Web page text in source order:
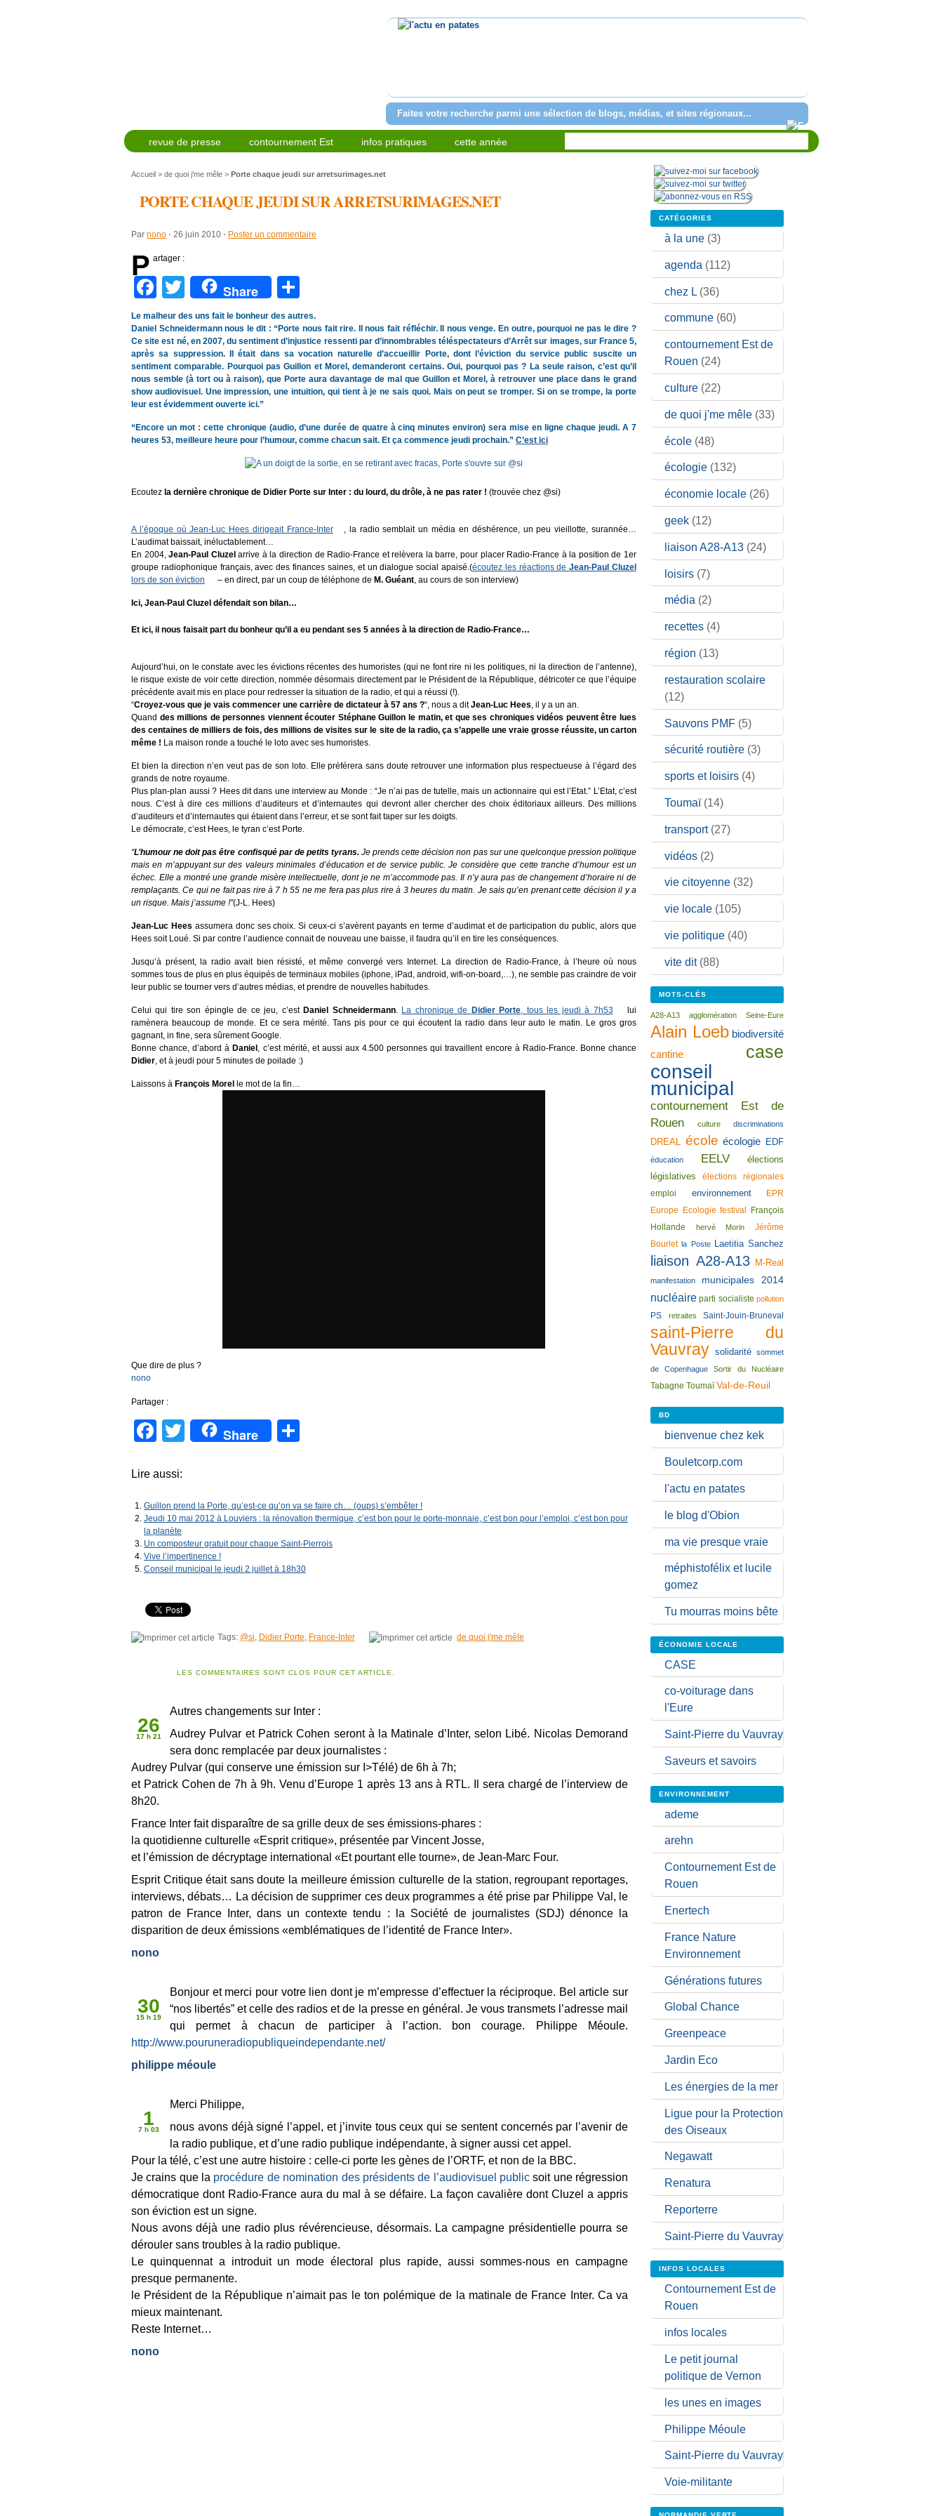
Faites votre recherche parmi une sélection de blogs, médias, et sites régionaux...
revue de presse contournement Est infos pratiques cette année
Accueil > de quoi j'me mêle > Porte chaque jeudi sur arretsurimages.net
PORTE CHAQUE JEUDI SUR ARRETSURIMAGES.NET
Par nono ⋅ 26 juin 2010 ⋅ Poster un commentaire
P artager :
Facebook
Twitter
Share
Le malheur des uns fait le bonheur des autres.
Daniel Schneidermann nous le dit : “Porte nous fait rire. Il nous fait réfléchir. Il nous venge. En outre, pourquoi ne pas le dire ?
Ce site est né, en 2007, du sentiment d’injustice ressenti par d’innombrables téléspectateurs d’Arrêt sur images, sur France 5,
après sa suppression. Il était dans sa vocation naturelle d’accueillir Porte, dont l’éviction du service public suscite un
sentiment comparable. Pourquoi pas Guillon et Morel, demanderont certains. Oui, pourquoi pas ? La seule raison, c’est qu’il
nous semble (à tort ou à raison), que Porte aura davantage de mal que Guillon et Morel, à retrouver une place dans le grand
show audiovisuel. Une impression, une intuition, qui tient à je ne sais quoi. Mais on peut se tromper. Si on se trompe, la porte
leur est évidemment ouverte ici.”
“Encore un mot : cette chronique (audio, d’une durée de quatre à cinq minutes environ) sera mise en ligne chaque jeudi. A 7
heures 53, meilleure heure pour l’humour, comme chacun sait. Et ça commence jeudi prochain.” C’est ici
Ecoutez la dernière chronique de Didier Porte sur Inter : du lourd, du drôle, à ne pas rater ! (trouvée chez @si)
A l’époque où Jean-Luc Hees dirigeait France-Inter
, la radio semblait un média en déshérence, un peu vieillotte, surannée…
L’audimat baissait, inéluctablement…
En 2004,Jean-Paul Cluzel arrive à la direction de Radio-France et relèvera la barre, pour placer Radio-France à la position de 1er
groupe radiophonique français, avec des finances saines, et un dialogue social apaisé.(écoutez les réactions deJean-Paul Cluzel
lors de son éviction
– en direct, par un coup de téléphone de M. Guéant, au cours de son interview)
Ici, Jean-Paul Cluzel défendait son bilan…
Et ici, il nous faisait part du bonheur qu’il a eu pendant ses 5 années à la direction de Radio-France…
Aujourd’hui, on le constate avec les évictions récentes des humoristes (qui ne font rire ni les politiques, ni la direction de l’antenne),
le risque existe de voir cette direction, nommée désormais directement par le Président de la République, détricoter ce que l’équipe
précédente avait mis en place pour redresser la situation de la radio, et qui a réussi (!).
“Croyez-vous que je vais commencer une carrière de dictateur à 57 ans ?“, nous a ditJean-Luc Hees, il y a un an.
Quand des millions de personnes viennent écouter Stéphane Guillon le matin, et que ses chroniques vidéos peuvent être lues
des centaines de milliers de fois, des millions de visites sur le site de la radio, ça s’appelle une vraie grosse réussite, un carton
même ! La maison ronde a touché le loto avec ses humoristes.
Et bien la direction n’en veut pas de son loto. Elle préférera sans doute retrouver une information plus respectueuse à l’égard des
grands de notre royaume.
Plus plan-plan aussi ? Hees dit dans une interview au Monde : “Je n’ai pas de tutelle, mais un actionnaire qui est l’Etat.” L’Etat, c’est
nous. C’est à dire ces millions d’auditeurs et d’internautes qui devront aller chercher des choix éditoriaux ailleurs. Des millions
d’auditeurs et d’internautes qui étaient dans l’erreur, et se sont fait taper sur les doigts.
Le démocrate, c’est Hees, le tyran c’est Porte.
“L’humour ne doit pas être confisqué par de petits tyrans.Je prends cette décision non pas sur une quelconque pression politique
mais en m’appuyant sur des valeurs minimales d’éducation et de service public. Je considère que cette tranche d’humour est un
échec. Elle a montré une grande misère intellectuelle, dont je ne m’accommode pas. Il n’y aura pas de changement d’horaire ni de
remplaçants. Ce qui ne fait pas rire à 7 h 55 ne me fera pas plus rire à 3 heures du matin. Je sais qu’en prenant cette décision il y a
un risque. Mais j’assume !”(J-L. Hees)
Jean-Luc Hees assumera donc ses choix. Si ceux-ci s’avèrent payants en terme d’audimat et de participation du public, alors que
Hees soit Loué. Si par contre l’audience connait de nouveau une baisse, il faudra qu’il en tire les conséquences.
Jusqu’à présent, la radio avait bien résisté, et même convergé vers Internet. La direction de Radio-France, à l’heure où nous
sommes tous de plus en plus équipés de terminaux mobiles (iphone, iPad, android, wifi-on-board,…), ne semble pas craindre de voir
leur public se tourner vers d’autres médias, et prendre de nouvelles habitudes.
Celui qui tire son épingle de ce jeu, c’est Daniel Schneidermann. La chronique de Didier Porte, tous les jeudi à 7h53
lui
ramènera beaucoup de monde. Et ce sera mérité. Tans pis pour ce qui écoutent la radio dans leur auto le matin. Le gros gros
gagnant, in fine, sera sûrement Google.
Bonne chance, d’abord à Daniel , c’est mérité, et aussi aux 4.500 personnes qui travaillent encore à Radio-France. Bonne chance
Didier, et à jeudi pour 5 minutes de poilade :)
Laissons à François Morel le mot de la fin…
Que dire de plus ?
nono
Partager :
Facebook
Twitter
Share
Lire aussi:
Guillon prend la Porte, qu’est-ce qu’on va se faire ch… (oups) s’embêter !
Jeudi 10 mai 2012 à Louviers : la rénovation thermique, c’est bon pour le porte-monnaie, c’est bon pour l’emploi, c’est bon pour
la planète
Un composteur gratuit pour chaque Saint-Pierrois
Vive l’impertinence !
Conseil municipal le jeudi 2 juillet à 18h30
Tags: @si, Didier Porte, France-Inter de quoi j'me mêle
LES COMMENTAIRES SONT CLOS POUR CET ARTICLE.
26
17 h 21
Autres changements sur Inter :
Audrey Pulvar et Patrick Cohen seront à la Matinale d’Inter, selon Libé. Nicolas Demorand
sera donc remplacée par deux journalistes :
Audrey Pulvar (qui conserve une émission sur I>Télé) de 6h à 7h;
et Patrick Cohen de 7h à 9h. Venu d’Europe 1 après 13 ans à RTL. Il sera chargé de l’interview de
8h20.
France Inter fait disparaître de sa grille deux de ses émissions-phares :
la quotidienne culturelle «Esprit critique», présentée par Vincent Josse,
et l’émission de décryptage international «Et pourtant elle tourne», de Jean-Marc Four.
Esprit Critique était sans doute la meilleure émission culturelle de la station, regroupant reportages,
interviews, débats… La décision de supprimer ces deux programmes a été prise par Philippe Val, le
patron de France Inter, dans un contexte tendu : la Société de journalistes (SDJ) dénonce la
disparition de deux émissions «emblématiques de l’identité de France Inter».
nono
30
15 h 19
Bonjour et merci pour votre lien dont je m’empresse d’effectuer la réciproque. Bel article sur
“nos libertés” et celle des radios et de la presse en général. Je vous transmets l’adresse mail
qui permet à chacun de participer à l’action. bon courage. Philippe Méoule.
http://www.pouruneradiopubliqueindependante.net/
philippe méoule
1
7 h 03
Merci Philippe,
nous avons déjà signé l’appel, et j’invite tous ceux qui se sentent concernés par l’avenir de
la radio publique, et d’une radio publique indépendante, à signer aussi cet appel.
Pour la télé, c’est une autre histoire : celle-ci porte les gènes de l’ORTF, et non de la BBC.
Je crains que la procédure de nomination des présidents de l’audiovisuel publicsoit une régression
démocratique dont Radio-France aura du mal à se défaire. La façon cavalière dont Cluzel a appris
son éviction est un signe.
Nous avons déjà une radio plus révérencieuse, désormais. La campagne présidentielle pourra se
dérouler sans troubles à la radio publique.
Le quinquennat a introduit un mode électoral plus rapide, aussi sommes-nous en campagne
presque permanente.
le Président de la République n’aimait pas le ton polémique de la matinale de France Inter. Ca va
mieux maintenant.
Reste Internet…
nono
CATÉGORIES
à la une (3)
agenda (112)
chez L (36)
commune (60)
contournement Est de
Rouen (24)
culture (22)
de quoi j'me mêle (33)
école (48)
écologie (132)
économie locale (26)
geek (12)
liaison A28-A13 (24)
loisirs (7)
média (2)
recettes (4)
région (13)
restauration scolaire
(12)
Sauvons PMF (5)
sécurité routière (3)
sports et loisirs (4)
Toumaï(14)
transport(27)
vidéos (2)
vie citoyenne (32)
vie locale (105)
vie politique (40)
vite dit(88)
MOTS-CLÉS
A28-A13 agglomération Seine-Eure
Alain Loeb biodiversité
cantine
case
conseil
municipal
contournement Est de
Rouen
culture discriminations
DREAL école écologie EDF
éducation EELV
élections
législatives
élections régionales
emploi
environnement EPR
Europe Ecologie festival
François
Hollande
hervé Morin
Jérôme
Bourlet la Poste Laetitia Sanchez
liaison A28-A13 M-Real
manifestation municipales 2014
nucléaire parti socialiste pollution
PS retraites Saint-Jouin-Bruneval
saint-Pierre du
Vauvray solidarité
sommet
de Copenhague
Sortir du Nucléaire
Tabagne Toumaï Val-de-Reuil
BD
bienvenue chez kek
Bouletcorp.com
l'actu en patates
le blog d'Obion
ma vie presque vraie
méphistofélix et lucile
gomez
Tu mourras moins bête
ÉCONOMIE LOCALE
CASE
co-voiturage dans
l'Eure
Saint-Pierre du Vauvray
Saveurs et savoirs
ENVIRONNEMENT
ademe
arehn
Contournement Est de
Rouen
Enertech
France Nature
Environnement
Générations futures
Global Chance
Greenpeace
Jardin Eco
Les énergies de la mer
Ligue pour la Protection
des Oiseaux
Negawatt
Renatura
Reporterre
Saint-Pierre du Vauvray
INFOS LOCALES
Contournement Est de
Rouen
infos locales
Le petit journal
politique de Vernon
les unes en images
Philippe Méoule
Saint-Pierre du Vauvray
Voie-militante